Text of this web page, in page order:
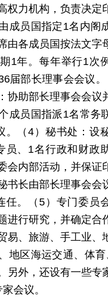
权力机构，负责决定
成员国指定1名内阁
由各成员国按法文字
1年。每年举行1次
届部长理事会会议
协助部长理事会会议
成员国指派1名常务
。（4）秘书处：设
员、1名行政和财政
会内部活动，并保证
书长由部长理事会会
任。（5）专门委员
进行研究，并确定合
易、旅游、手工业、
地区海运交通、体
另外，还设有一些专
会议。